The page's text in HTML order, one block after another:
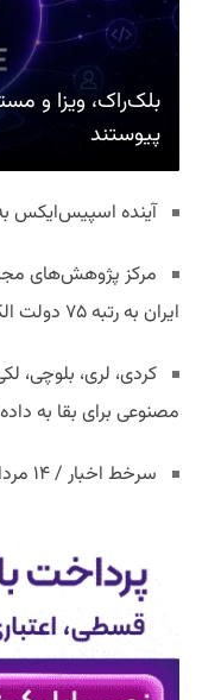
بلک‌راک، ویزا و
پیوستند
آینده اسپیس‌ایکس
مرکز پژوهش‌های
ایران به رتبه ۷۵ دولت الکترونیکی است
کردی، لری، بلوچی،
مصنوعی برای بقا به داده
سرخط اخبار / ۱۴ مرداد ۱۴۰۵